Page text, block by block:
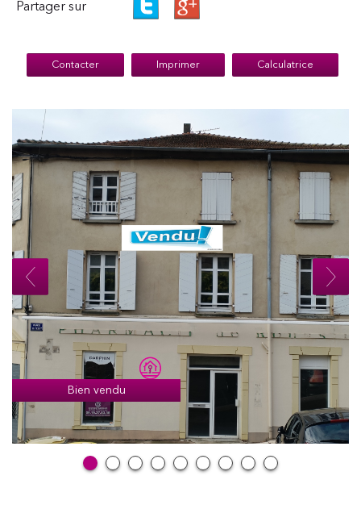
Partager sur
Contacter Imprimer Calculatrice
Bien vendu